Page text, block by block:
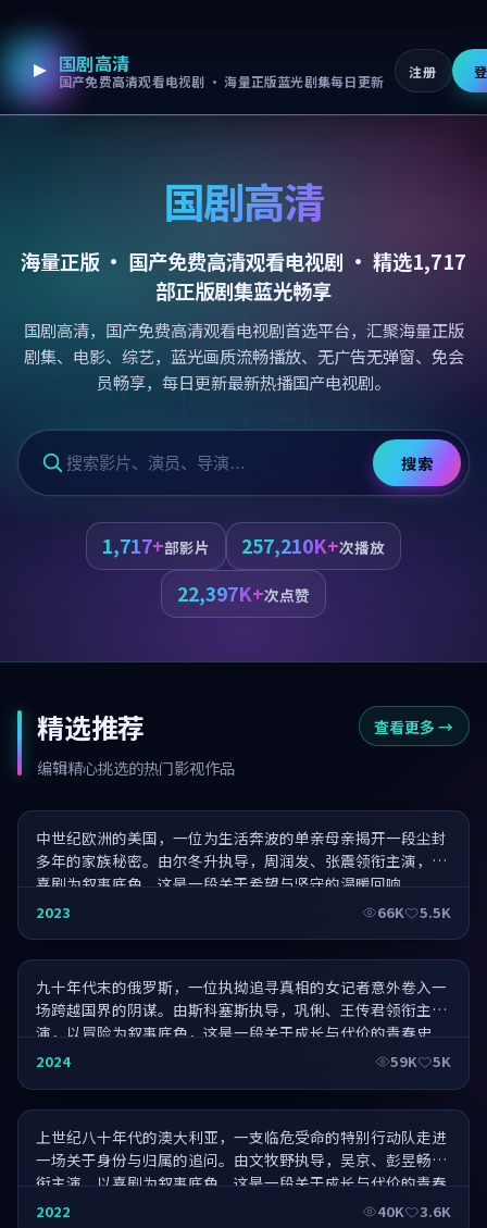
跳过导航，进入正文
国剧高清
国产免费高清观看电视剧 · 海量正版蓝光剧集每日更新
注册
国剧高清
海量正版 · 国产免费高清观看电视剧 · 精选1,717
部正版剧集蓝光畅享
国剧高清，国产免费高清观看电视剧首选平台，汇聚海量正版
剧集、电影、综艺，蓝光画质流畅播放、无广告无弹窗、免会
员畅享，每日更新最新热播国产电视剧。
搜索
1,717+部影片 257,210K+次播放
22,397K+次点赞
精选推荐
编辑精心挑选的热门影视作品
查看更多 →
一一向前冲·盛世华章
中世纪欧洲的美国，一位为生活奔波的单亲母亲揭开一段尘封
多年的家族秘密。由尔冬升执导，周润发、张震领衔主演，以
喜剧为叙事底色，这是一段关于希望与坚守的温暖回响。
2023 66K 5.5K
南方往事·直击人心
九十年代末的俄罗斯，一位执拗追寻真相的女记者意外卷入一
场跨越国界的阴谋。由斯科塞斯执导，巩俐、王传君领衔主
演，以冒险为叙事底色，这是一段关于成长与代价的青春史
诗。
2024 59K 5K
春风沉醉·导演剪辑版
上世纪八十年代的澳大利亚，一支临危受命的特别行动队走进
一场关于身份与归属的追问。由文牧野执导，吴京、彭昱畅领
衔主演，以喜剧为叙事底色，这是一段关于成长与代价的青春
史诗。
2022 40K 3.6K
夏日终曲·口碑爆棚